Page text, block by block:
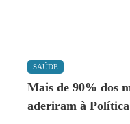
SAÚDE
Mais de 90% dos
aderiram à